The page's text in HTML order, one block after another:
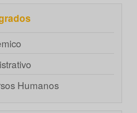
Humanos